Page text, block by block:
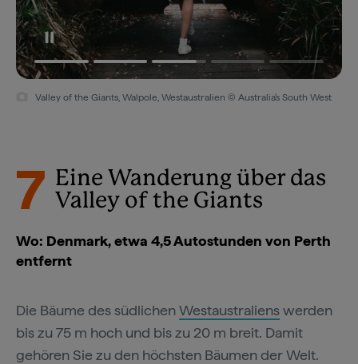
Valley of the Giants, Walpole, Westaustralien © Australia's South West
7 Eine Wanderung über das
Valley of the Giants
Wo: Denmark, etwa 4,5 Autostunden von Perth
entfernt
Die Bäume des südlichenWestaustralienswerden
bis zu 75 m hoch und bis zu 20 m breit. Damit
gehören Sie zu den höchsten Bäumen der Welt.